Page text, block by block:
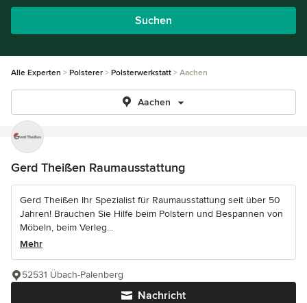
Suchen
Alle Experten Polsterer Polsterwerkstatt Aachen
Aachen
Gerd Theißen Raumausstattung
Gerd Theißen Ihr Spezialist für Raumausstattung seit über 50
Jahren! Brauchen Sie Hilfe beim Polstern und Bespannen von
Möbeln, beim Verleg...
Mehr
Nachricht
52531 Übach-Palenberg